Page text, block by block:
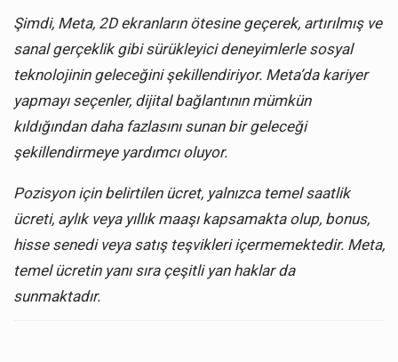
Şimdi, Meta, 2D ekranların ötesine geçerek, artırılmış ve
sanal gerçeklik gibi sürükleyici deneyimlerle sosyal
teknolojinin geleceğini şekillendiriyor. Meta’da kariyer
yapmayı seçenler, dijital bağlantının mümkün
kıldığından daha fazlasını sunan bir geleceği
şekillendirmeye yardımcı oluyor.
Pozisyon için belirtilen ücret, yalnızca temel saatlik
ücreti, aylık veya yıllık maaşı kapsamakta olup, bonus,
hisse senedi veya satış teşvikleri içermemektedir. Meta,
temel ücretin yanı sıra çeşitli yan haklar da
sunmaktadır.